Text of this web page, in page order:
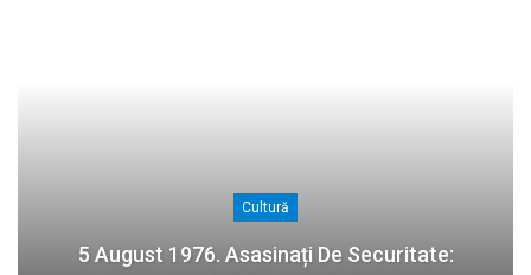
Cultură
5 August 1976. Asasinați De Securitate: